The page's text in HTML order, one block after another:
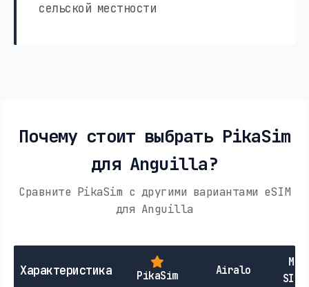
сельской местности
Почему стоит выбрать PikaSim
для Anguilla?
Сравните PikaSim с другими вариантами eSIM
для Anguilla
Характеристика PikaSim Airalo
SIM-